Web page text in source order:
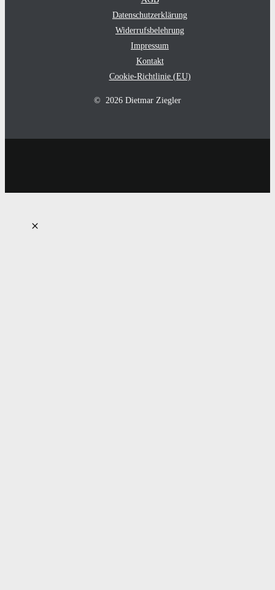
Datenschutzerklärung
Widerrufsbelehrung
Impressum
Kontakt
Cookie-Richtlinie (EU)
© 2026 Dietmar Ziegler